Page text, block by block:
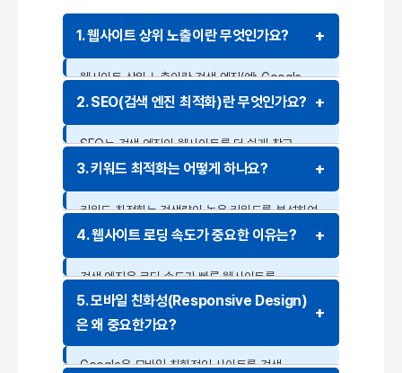
1. 웹사이트 상위 노출이란 무엇인가요?
웹사이트 상위 노출이란 검색 엔진(예: Google,
Naver)에서 특정 키워드로 검색했을 때 웹사이트가
과정입니다. 이를 위해 검색 엔진 최적화(SEO)
전략이 필요합니다.
2. SEO(검색 엔진 최적화)란 무엇인가요?
SEO는 검색 엔진이 웹사이트를 더 쉽게 찾고
이해하도록 도와주는 최적화 과정입니다. 주요
친화성, 내부 및 외부 링크 등이 있습니다.
3. 키워드 최적화는 어떻게 하나요?
키워드 최적화는 검색량이 높은 키워드를 분석하여
웹사이트의 제목, 메타태그, 본문 등에 적절히
엔진 페널티를 받을 수 있으므로 자연스럽게
포함하는 것이 중요합니다.
4. 웹사이트 로딩 속도가 중요한 이유는?
검색 엔진은 로딩 속도가 빠른 웹사이트를
선호합니다. 로딩 속도가 느리면 사용자 경험이
저하되고, 이탈률이 높아져 SEO 점수가 낮아질 수
등이 해결책이 될 수 있습니다.
5. 모바일 친화성(Responsive Design)
은 왜 중요한가요?
Google은 모바일 친화적인 사이트를 검색